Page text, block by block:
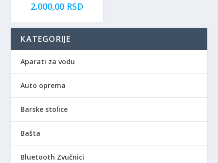
2.000,00 RSD
KATEGORIJE
Aparati za vodu
Auto oprema
Barske stolice
Bašta
Bluetooth Zvučnici